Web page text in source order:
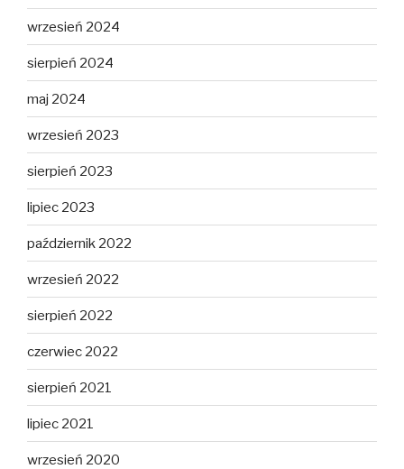
wrzesień 2024
sierpień 2024
maj 2024
wrzesień 2023
sierpień 2023
lipiec 2023
październik 2022
wrzesień 2022
sierpień 2022
czerwiec 2022
sierpień 2021
lipiec 2021
wrzesień 2020